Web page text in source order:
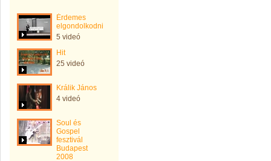
Érdemes
elgondolkodni
5 videó
Hit
25 videó
Králik János
4 videó
Soul és
Gospel
fesztivál
Budapest
2008